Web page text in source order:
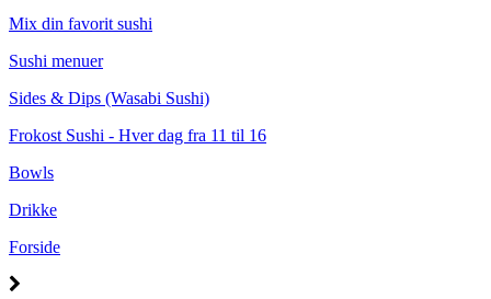
Mix din favorit sushi
Sushi menuer
Sides & Dips (Wasabi Sushi)
Frokost Sushi - Hver dag fra 11 til 16
Bowls
Drikke
Forside